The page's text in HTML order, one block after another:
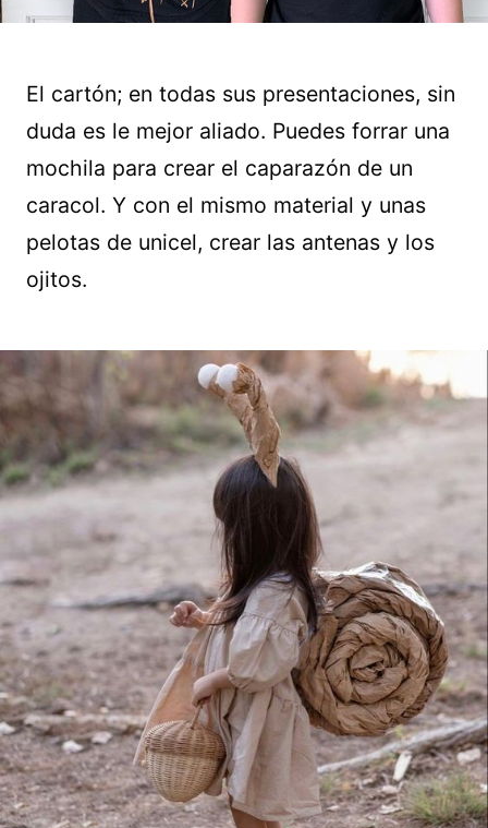
El cartón; en todas sus presentaciones, sin
duda es le mejor aliado. Puedes forrar una
mochila para crear el caparazón de un
caracol. Y con el mismo material y unas
pelotas de unicel, crear las antenas y los
ojitos.